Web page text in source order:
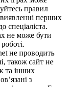
правил
перших
спеціаліста.
не може бути
не проводить
також сайт не
та інших
з